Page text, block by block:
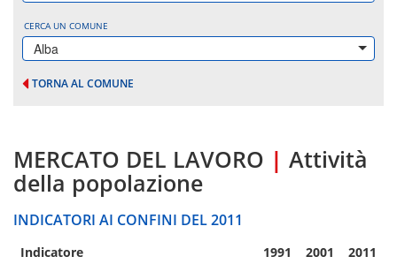
CERCA UN COMUNE
Alba
TORNA AL COMUNE
MERCATO DEL LAVORO | Attività
della popolazione
INDICATORI AI CONFINI DEL 2011
Indicatore 1991 2001 2011